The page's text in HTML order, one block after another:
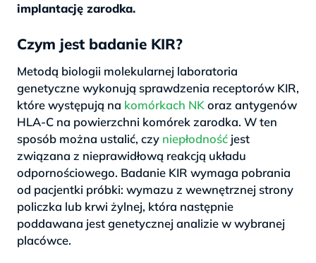
implantację zarodka.
Czym jest badanie KIR?
Metodą biologii molekularnej laboratoria
genetyczne wykonują sprawdzenia receptorów KIR,
które występują na komórkach NKoraz antygenów
HLA-C na powierzchni komórek zarodka. W ten
sposób można ustalić, czy niepłodność jest
związana z nieprawidłową reakcją układu
odpornościowego. Badanie KIR wymaga pobrania
od pacjentki próbki: wymazu z wewnętrznej strony
policzka lub krwi żylnej, która następnie
poddawana jest genetycznej analizie w wybranej
placówce.